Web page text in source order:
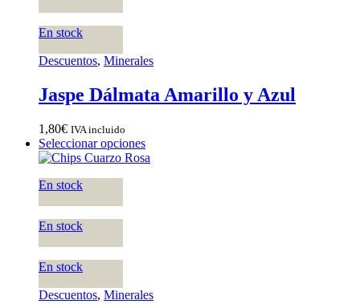
En stock
Descuentos, Minerales
Jaspe Dálmata Amarillo y Azul
1,80€ IVA incluido
Seleccionar opciones
En stock
En stock
En stock
Descuentos, Minerales